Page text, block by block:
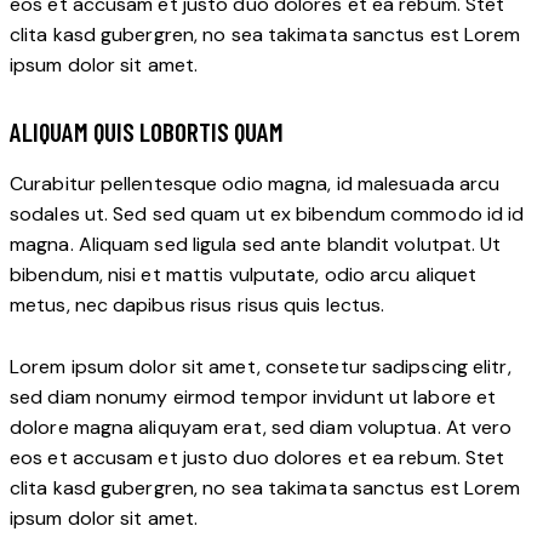
clita kasd gubergren, no sea takimata sanctus est Lorem
ipsum dolor sit amet.
ALIQUAM QUIS LOBORTIS QUAM
Curabitur pellentesque odio magna, id malesuada arcu
sodales ut. Sed sed quam ut ex bibendum commodo id id
magna. Aliquam sed ligula sed ante blandit volutpat. Ut
bibendum, nisi et mattis vulputate, odio arcu aliquet
metus, nec dapibus risus risus quis lectus.
Lorem ipsum dolor sit amet, consetetur sadipscing elitr,
sed diam nonumy eirmod tempor invidunt ut labore et
dolore magna aliquyam erat, sed diam voluptua. At vero
eos et accusam et justo duo dolores et ea rebum. Stet
clita kasd gubergren, no sea takimata sanctus est Lorem
ipsum dolor sit amet.